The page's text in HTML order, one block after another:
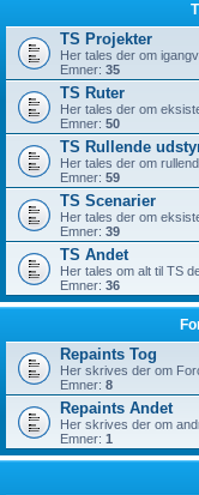
TS Projekter
Her tales der om
Emner: 35
TS Ruter
Her tales der om
Emner: 50
TS Rullende
Her tales der om
Emner: 59
TS Scenarier
Her tales der om
Emner: 39
TS Andet
Her tales om alt til TS
Emner: 36
Repaints Tog
Her skrives der om
Emner: 8
Repaints Andet
Her skrives der om
Emner: 1